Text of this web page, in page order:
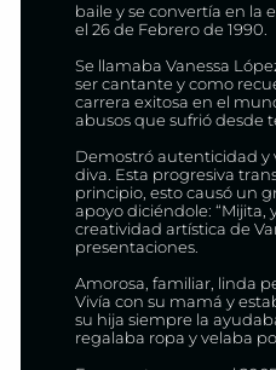
baile y se convertía en la
el 26 de Febrero de 1990.
Se llamaba Vanessa
ser cantante y como
carrera exitosa en el
abusos que sufrió desde
Demostró autenticidad y
diva. Esta progresiva
principio, esto causó un
apoyo diciéndole: “Mijita,
creatividad artística de
presentaciones.
Amorosa, familiar, linda
Vivía con su mamá y
su hija siempre la
regalaba ropa y velaba